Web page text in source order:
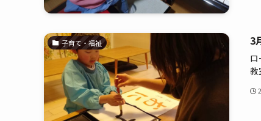
子育て・福祉 3
教